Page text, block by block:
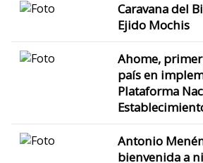
Caravana del
Ejido Mochis
Ahome,
país en
Plataforma
Antonio
bienvenida a